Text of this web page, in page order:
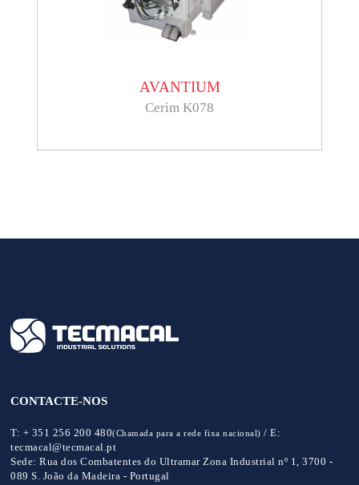
AVANTIUM
Cerim K078
CONTACTE-NOS
T: + 351 256 200 480(Chamada para a rede fixa nacional) /E:
tecmacal@tecmacal.pt
Sede: Rua dos Combatentes do Ultramar Zona Industrial nº 1, 3700 -
089 S. João da Madeira - Portugal